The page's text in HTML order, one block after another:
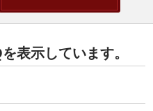
表示しています。